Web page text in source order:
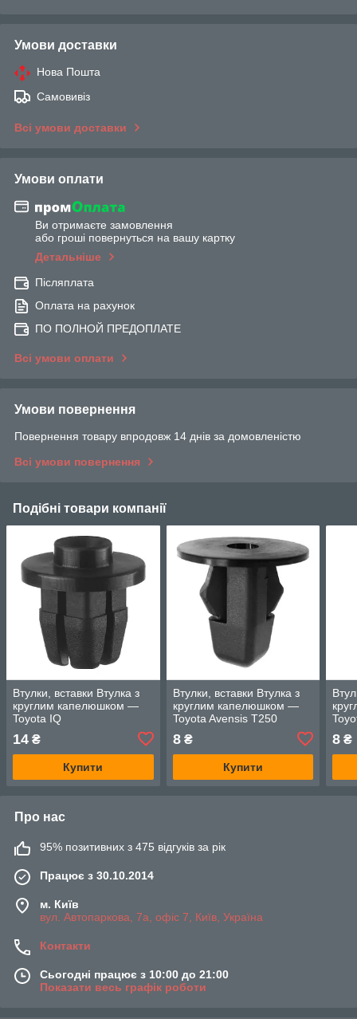
Умови доставки
Нова Пошта
Самовивіз
Всі умови доставки
Умови оплати
Ви отримаєте замовлення
або гроші повернуться на вашу картку
Детальніше
Післяплата
Оплата на рахунок
ПО ПОЛНОЙ ПРЕДОПЛАТЕ
Всі умови оплати
Умови повернення
Повернення товару впродовж 14 днів за домовленістю
Всі умови повернення
Подібні товари компанії
Втулки, вставки Втулка з
круглим капелюшком —
Toyota IQ
14 ₴
Купити
Втулки, вставки Втулка з
круглим капелюшком —
Toyota Avensis T250
8₴
Купити
8 ₴
Про нас
95% позитивних з 475 відгуків за рік
Працює з 30.10.2014
м. Київ
вул. Автопаркова, 7а, офіс 7, Київ, Україна
Контакти
Сьогодні працює з 10:00 до 21:00
Показати весь графік роботи